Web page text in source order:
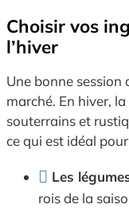
Choisir vos
l’hiver
Une bonne session
marché. En hiver,
souterrains et
ce qui est idéal
Les
rois de la